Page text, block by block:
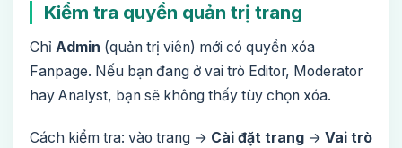
Kiểm tra quyền quản trị trang
Chỉ Admin (quản trị viên) mới có quyền xóa
Fanpage. Nếu bạn đang ở vai trò Editor, Moderator
hay Analyst, bạn sẽ không thấy tùy chọn xóa.
Cách kiểm tra: vào trang → Cài đặt trang → Vai trò